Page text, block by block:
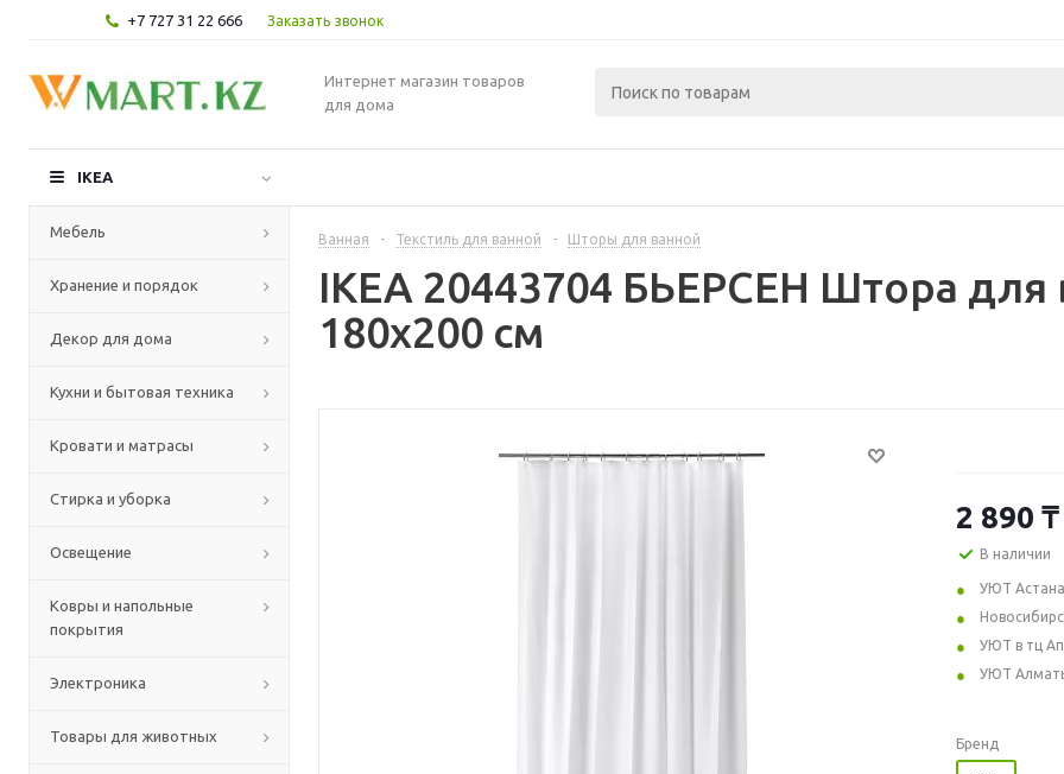
+7 727 31 22 666 Заказать звонок
Интернет магазин товаров
для дома
IKEA
Мебель
Хранение и порядок
Декор для дома
Кухни и бытовая техника
Кровати и матрасы
Стирка и уборка
Освещение
Ковры и напольные
покрытия
Электроника
Товары для животных
Ванная - Текстиль для ванной - Шторы для ванной
IKEA 20443704 БЬЕРСЕН Штора
180x200 см
2 890 ₸
В наличии
УЮТ Астана
УЮТ в тц
УЮТ
Бренд